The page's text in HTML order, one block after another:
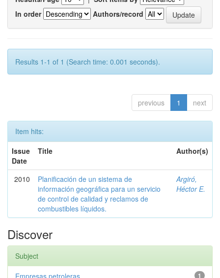
In order
Authors/record
Results 1-1 of 1 (Search time: 0.001 seconds).
previous 1 next
Item hits:
Issue
Date
Title Author(s)
2010
Planificación de un sistema de
información geográfica para un servicio
de control de calidad y reclamos de
combustibles líquidos.
Argiró,
Héctor E.
Discover
Subject
1
Empresas petroleras